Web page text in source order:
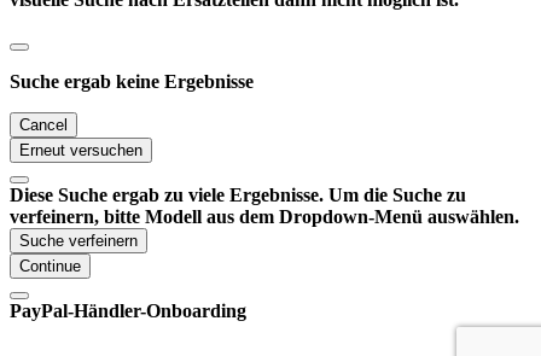
Suche ergab keine Ergebnisse
Cancel
Erneut versuchen
Diese Suche ergab zu viele Ergebnisse. Um die Suche zu
verfeinern, bitte Modell aus dem Dropdown-Menü auswählen.
Suche verfeinern
Continue
PayPal-Händler-Onboarding